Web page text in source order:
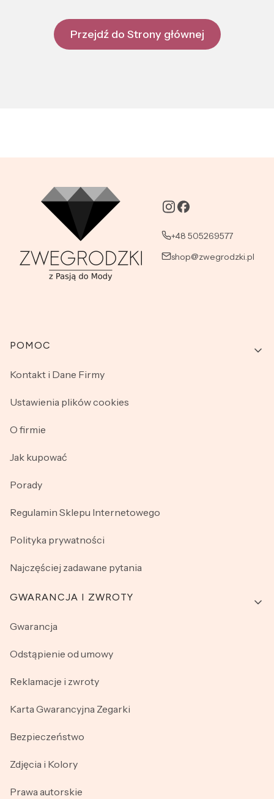
Przejdź do Strony głównej
+48 505269577
shop@zwegrodzki.pl
Linki w stopce
POMOC
Kontakt i Dane Firmy
Ustawienia plików cookies
O firmie
Jak kupować
Porady
Regulamin Sklepu Internetowego
Polityka prywatności
Najczęściej zadawane pytania
GWARANCJA I ZWROTY
Gwarancja
Odstąpienie od umowy
Reklamacje i zwroty
Karta Gwarancyjna Zegarki
Bezpieczeństwo
Zdjęcia i Kolory
Prawa autorskie